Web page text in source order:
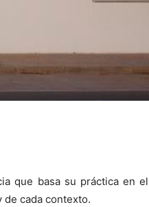
que basa su práctica en el
de cada contexto.